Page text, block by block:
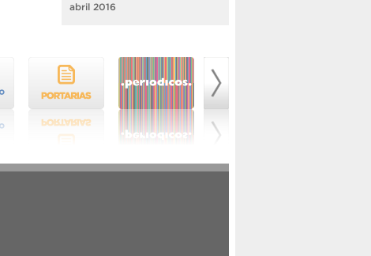
abril 2016